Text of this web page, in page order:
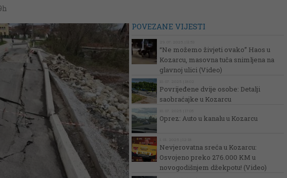
POVEZANE VIJESTI
“Ne možemo živjeti ovako” Haos u
Kozarcu, masovna tuča snimljena na
glavnoj ulici (Video)
Povrijeđene dvije osobe: Detalji
saobraćajke u Kozarcu
Oprez: Auto u kanalu u Kozarcu
Nevjerovatna sreća u Kozarcu:
Osvojeno preko 276.000 KM u
novogodišnjem džekpotu! (Video)